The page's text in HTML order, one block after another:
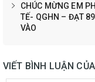
CHÚC MỪNG EM
TẾ- QGHN – ĐẠT
VÀO
VIẾT BÌNH LUẬN